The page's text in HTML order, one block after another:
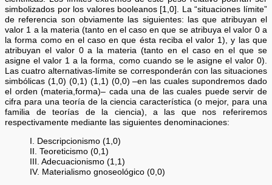
simbolizados por los valores booleanos [1,0]. La “situaciones límite”
de referencia son obviamente las siguientes: las que atribuyan el
valor 1 a la materia (tanto en el caso en que se atribuya el valor 0 a
la forma como en el caso en que ésta reciba el valor 1), y las que
atribuyan el valor 0 a la materia (tanto en el caso en el que se
asigne el valor 1 a la forma, como cuando se le asigne el valor 0).
Las cuatro alternativas-límite se corresponderán con las situaciones
simbólicas (1,0) (0,1) (1,1) (0,0) –en las cuales supondremos dado
el orden (materia,forma)– cada una de las cuales puede servir de
cifra para una teoría de la ciencia característica (o mejor, para una
familia de teorías de la ciencia), a las que nos referiremos
respectivamente mediante las siguientes denominaciones:
I. Descripcionismo (1,0)
II. Teoreticismo (0,1)
III. Adecuacionismo (1,1)
IV. Materialismo gnoseológico (0,0)